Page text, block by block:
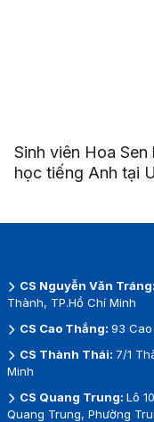
Sinh viên Hoa
học tiếng Anh tại
CS Nguyễn Văn Tráng:
Thành, TP.Hồ Chí Minh
CS Cao Thắng: 93
CS Thành Thái: 7/1
Minh
CS Quang Trung: Lô
Quang Trung, Phường